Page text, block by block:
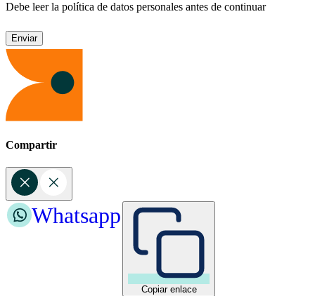
Debe leer la política de datos personales antes de continuar
Compartir
Copiar enlace
Whatsapp